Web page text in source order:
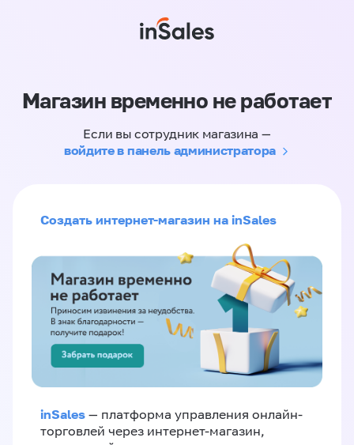
Магазин временно не работает
Если вы сотрудник магазина —
войдите в панель администратора
Создать интернет-магазин на inSales
inSales — платформа управления онлайн-
торговлей через интернет-магазин,